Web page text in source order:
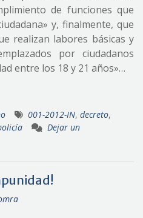
de funciones que
y, finalmente, que
realizan labores básicas y
por ciudadanos
entre los 18 y 21 años»…
001-2012-IN, decreto,
Dejar un